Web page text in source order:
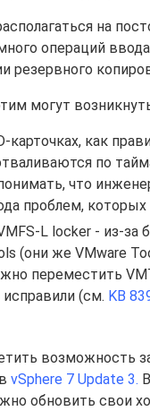
на
операций
резервного
могут
карточках, как
по
что
проблем,
L locker - из-за
(они же VMware
переместить
(см. KB
возможность
vSphere 7 Update 3.
обновить свои